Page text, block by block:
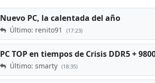
Nuevo PC, la calentada del año
Último: renito91 (17:23)
Último: smarty (18:35)